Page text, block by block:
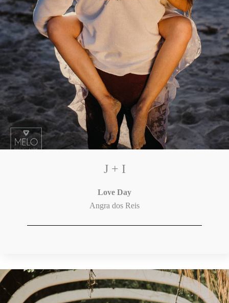
J + I
Love Day
Angra dos Reis